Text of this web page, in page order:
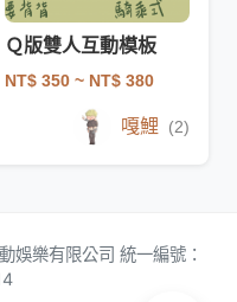
Ｑ版雙人互動模板
NT$ 350 ~ NT$ 380
嘎鯉 (2)
樂有限公司 統一編號：